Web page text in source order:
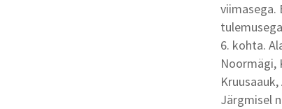
viimasega.
6. kohta.
Noormägi,
Järgmisel